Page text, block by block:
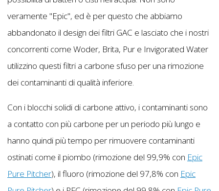
veramente "Epic", ed è per questo che abbiamo
abbandonato il design dei filtri GAC e lasciato che i nostri
concorrenti come Woder, Brita, Pur e Invigorated Water
utilizzino questi filtri a carbone sfuso per una rimozione
dei contaminanti di qualità inferiore.
Con i blocchi solidi di carbone attivo, i contaminanti sono
a contatto con più carbone per un periodo più lungo e
hanno quindi più tempo per rimuovere contaminanti
ostinati come il piombo (rimozione del 99,9% con Epic
Pure Pitcher), il fluoro (rimozione del 97,8% con Epic